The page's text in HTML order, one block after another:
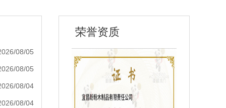
08/05
08/05
08/04
08/04
荣誉资质